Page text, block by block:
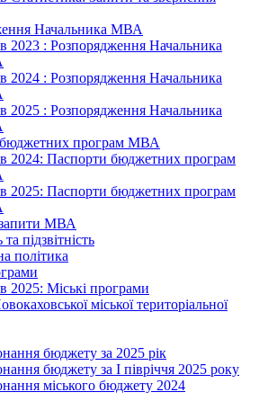
Начальника МВА
2023 : Розпорядження Начальника
2024 : Розпорядження Начальника
2025 : Розпорядження Начальника
програм МВА
2024: Паспорти бюджетних програм
2025: Паспорти бюджетних програм
МВА
підзвітність
політика
2025: Міські програми
міської територіальної
бюджету за 2025 рік
бюджету за І півріччя 2025 року
міського бюджету 2024